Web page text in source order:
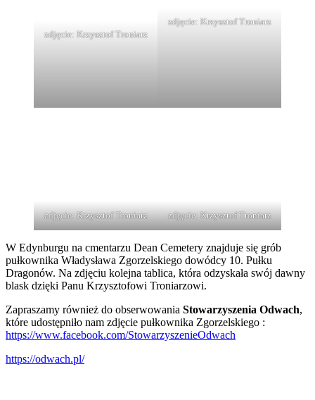
zdjęcie: Krzysztof Troniarz
zdjęcie: Krzysztof Troniarz
zdjęcie: Krzysztof Troniarz zdjęcie: Krzysztof Troniarz
W Edynburgu na cmentarzu Dean Cemetery znajduje się grób
pułkownika Władysława Zgorzelskiego dowódcy 10. Pułku
Dragonów. Na zdjęciu kolejna tablica, która odzyskała swój dawny
blask dzięki Panu Krzysztofowi Troniarzowi.
Zapraszamy również do obserwowania Stowarzyszenia Odwach,
które udostępniło nam zdjęcie pułkownika Zgorzelskiego :
https://www.facebook.com/StowarzyszenieOdwach
https://odwach.pl/